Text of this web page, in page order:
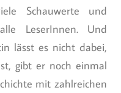
Schauwerte und
LeserInnen. Und
lässt es nicht dabei,
gibt er noch einmal
mit zahlreichen